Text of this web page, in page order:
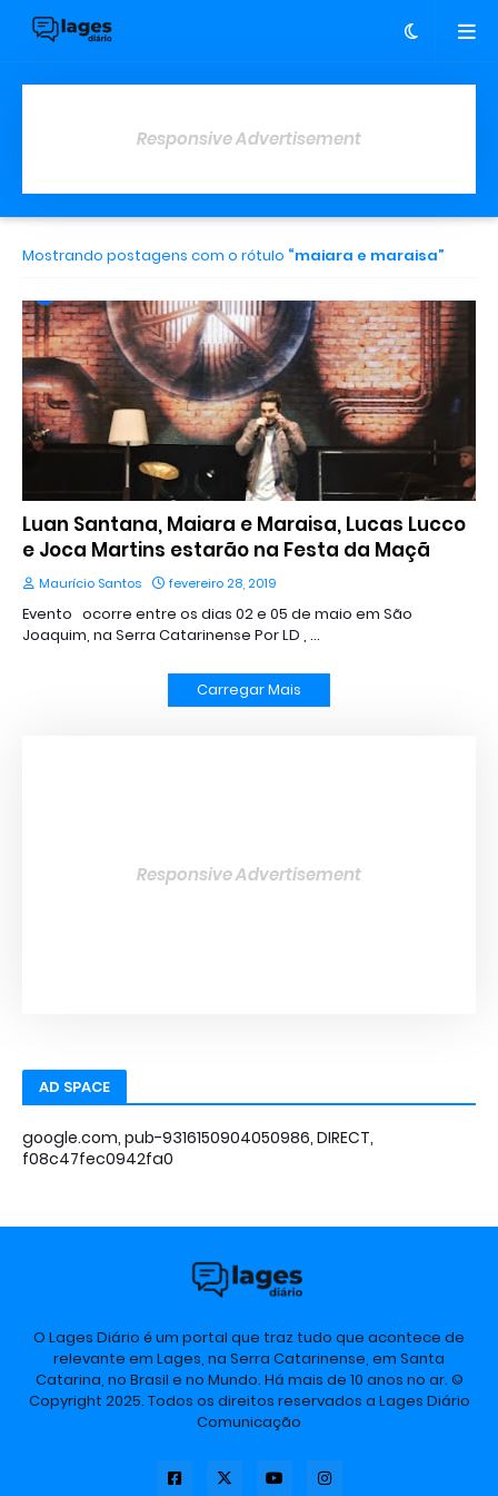
Responsive Advertisement
Mostrando postagens com o rótulo maiara e maraisa
Luan Santana, Maiara e Maraisa, Lucas Lucco
e Joca Martins estarão na Festa da Maçã
Maurício Santos fevereiro 28, 2019
Evento ocorre entre os dias 02 e 05 de maio em São
Joaquim, na Serra Catarinense Por LD , …
Carregar Mais
Responsive Advertisement
AD SPACE
google.com, pub-9316150904050986, DIRECT,
f08c47fec0942fa0
O Lages Diário é um portal que traz tudo que acontece de
relevante em Lages, na Serra Catarinense, em Santa
Catarina, no Brasil e no Mundo. Há mais de 10 anos no ar. ©
Copyright 2025. Todos os direitos reservados a Lages Diário
Comunicação